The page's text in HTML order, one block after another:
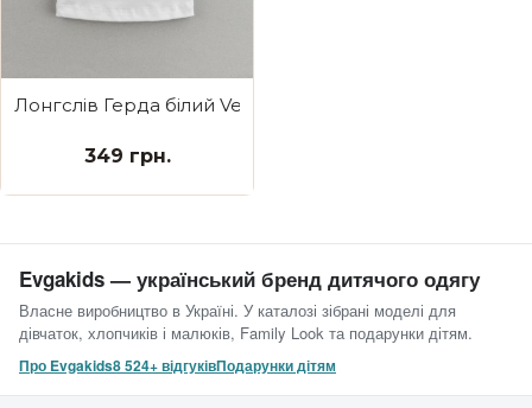
Лонгслів Герда білий Vesnyana
349 грн.
Evgakids — український бренд дитячого одягу
Власне виробництво в Україні. У каталозі зібрані моделі для
дівчаток, хлопчиків і малюків, Family Look та подарунки дітям.
Про Evgakids8 524+ відгуківПодарунки дітям